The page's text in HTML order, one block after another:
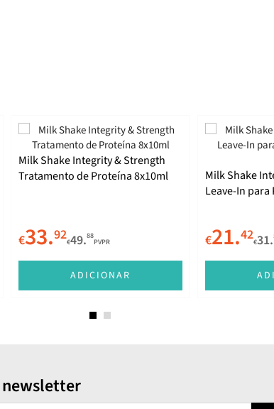
Milk Shake Integrity & Strength
Tratamento de Proteína 8x10ml
€33.92€49.88
PVPR
ADICIONAR
Milk Shake
Leave-In para
€21.42€31.
newsletter